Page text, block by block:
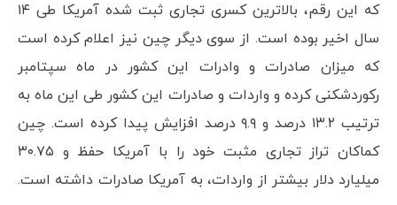
که این رقم، بالاترین کسری تجاری ثبت شده آمریکا طی ۱۴
سال اخیر بوده است. از سوی دیگر چین نیز اعلام کرده است
که میزان صادرات و وادرات این کشور در ماه سپتامبر
رکوردشکنی کرده و واردات و صادرات این کشور طی این ماه به
ترتیب ۱۳.۲ درصد و ۹.۹ درصد افزایش پیدا کرده است. چین
کماکان تراز تجاری مثبت خود را با آمریکا حفظ و ۳۰.۷۵
میلیارد دلار بیشتر از واردات، به آمریکا صادرات داشته است.